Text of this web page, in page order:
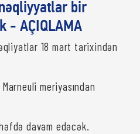
bir
- AÇIQLAMA
18 mart tarixindən
meriyasından
davam edəcək.